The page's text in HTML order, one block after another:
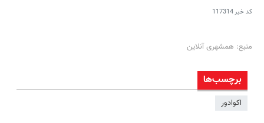
کد خبر117314
منبع: همشهری آنلاین
برچسب‌ها
اکوادور